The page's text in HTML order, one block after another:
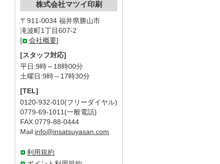
株式会社マツイ印刷
〒911-0034 福井県勝山市
滝波町1丁目607-2
[
会社概要]
[スタッフ対応]
平日:9時～18時00分
土曜日:9時～17時30分
[TEL]
0120-932-010(フリーダイヤル)
0779-69-1011(一般電話)
FAX:0779-88-0444
Mail:info@insatsuyasan.com
利用規約